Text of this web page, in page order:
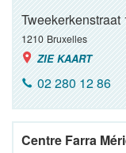
Tweekerkenstraat
1210 Bruxelles
ZIE KAART
02 280 12 86
Centre Farra